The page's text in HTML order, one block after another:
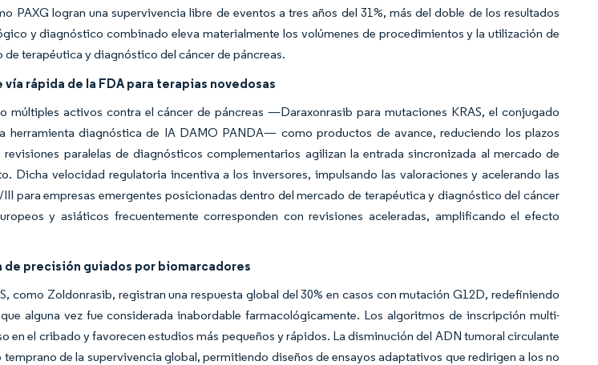
PAXG logran una supervivencia libre de eventos a tres años del 31%, más del doble de los resultados
y diagnóstico combinado eleva materialmente los volúmenes de procedimientos y la utilización de
de terapéutica y diagnóstico del cáncer de páncreas.
rápida de la FDA para terapias novedosas
múltiples activos contra el cáncer de páncreas —Daraxonrasib para mutaciones KRAS, el conjugado
herramienta diagnóstica de IA DAMO PANDA— como productos de avance, reduciendo los plazos
paralelas de diagnósticos complementarios agilizan la entrada sincronizada al mercado de
Dicha velocidad regulatoria incentiva a los inversores, impulsando las valoraciones y acelerando las
para empresas emergentes posicionadas dentro del mercado de terapéutica y diagnóstico del cáncer
y asiáticos frecuentemente corresponden con revisiones aceleradas, amplificando el efecto
de precisión guiados por biomarcadores
como Zoldonrasib, registran una respuesta global del 30% en casos con mutación G12D, redefiniendo
alguna vez fue considerada inabordable farmacológicamente. Los algoritmos de inscripción multi-
en el cribado y favorecen estudios más pequeños y rápidos. La disminución del ADN tumoral circulante
de la supervivencia global, permitiendo diseños de ensayos adaptativos que redirigen a los no